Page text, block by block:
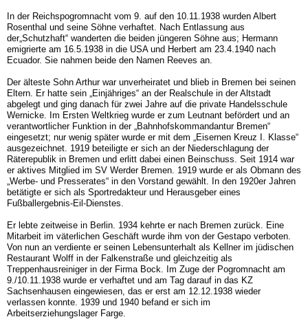
In der Reichspogromnacht vom 9. auf den 10.11.1938 wurden Albert
Rosenthal und seine Söhne verhaftet. Nach Entlassung aus
der„Schutzhaft“ wanderten die beiden jüngeren Söhne aus; Hermann
emigrierte am 16.5.1938 in die USA und Herbert am 23.4.1940 nach
Ecuador. Sie nahmen beide den Namen Reeves an.
Der älteste Sohn Arthur war unverheiratet und blieb in Bremen bei seinen
Eltern. Er hatte sein „Einjähriges“ an der Realschule in der Altstadt
abgelegt und ging danach für zwei Jahre auf die private Handelsschule
Wernicke. Im Ersten Weltkrieg wurde er zum Leutnant befördert und an
verantwortlicher Funktion in der „Bahnhofskommandantur Bremen“
eingesetzt; nur wenig später wurde er mit dem „Eisernen Kreuz I. Klasse“
ausgezeichnet. 1919 beteiligte er sich an der Niederschlagung der
Räterepublik in Bremen und erlitt dabei einen Beinschuss. Seit 1914 war
er aktives Mitglied im SV Werder Bremen. 1919 wurde er als Obmann des
„Werbe- und Presserates“ in den Vorstand gewählt. In den 1920er Jahren
betätigte er sich als Sportredakteur und Herausgeber eines
Fußballergebnis-Eil-Dienstes.
Er lebte zeitweise in Berlin. 1934 kehrte er nach Bremen zurück. Eine
Mitarbeit im väterlichen Geschäft wurde ihm von der Gestapo verboten.
Von nun an verdiente er seinen Lebensunterhalt als Kellner im jüdischen
Restaurant Wolff in der Falkenstraße und gleichzeitig als
Treppenhausreiniger in der Firma Bock. Im Zuge der Pogromnacht am
9./10.11.1938 wurde er verhaftet und am Tag darauf in das KZ
Sachsenhausen eingewiesen, das er erst am 12.12.1938 wieder
verlassen konnte. 1939 und 1940 befand er sich im
Arbeitserziehungslager Farge.